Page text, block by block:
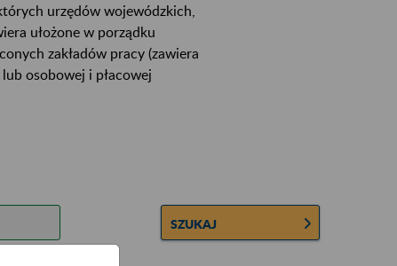
urzędów wojewódzkich,
ułożone w porządku
zakładów pracy (zawiera
osobowej i płacowej
SZUKAJ